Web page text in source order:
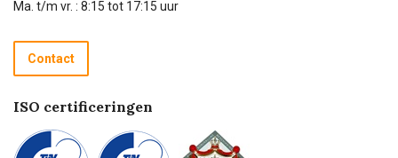
Recycle programma
Betalen
Ma. t/m vr. : 8:15 tot 17:15 uur
Contact
ISO certificeringen